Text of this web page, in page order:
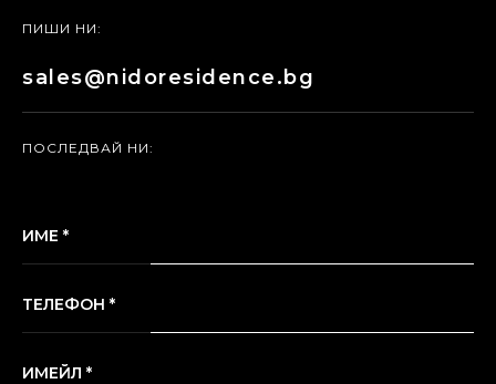
ПИШИ НИ:
sales@nidoresidence.bg
ПОСЛЕДВАЙ НИ:
ИМЕ *
ТЕЛЕФОН *
ИМЕЙЛ *